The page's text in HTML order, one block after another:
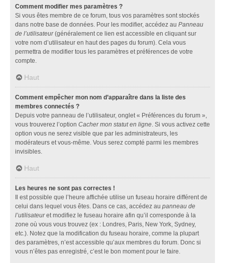
Comment modifier mes paramètres ?
Si vous êtes membre de ce forum, tous vos paramètres sont stockés
dans notre base de données. Pour les modifier, accédez au Panneau
de l’utilisateur(généralement ce lien est accessible en cliquant sur
votre nom d’utilisateur en haut des pages du forum). Cela vous
permettra de modifier tous les paramètres et préférences de votre
compte.
Haut
Comment empêcher mon nom d’apparaître dans la liste des
membres connectés ?
Depuis votre panneau de l’utilisateur, onglet « Préférences du forum »,
vous trouverez l’option Cacher mon statut en ligne. Si vous activez cette
option vous ne serez visible que par les administrateurs, les
modérateurs et vous-même. Vous serez compté parmi les membres
invisibles.
Haut
Les heures ne sont pas correctes !
Il est possible que l’heure affichée utilise un fuseau horaire différent de
celui dans lequel vous êtes. Dans ce cas, accédez au panneau de
l’utilisateuret modifiez le fuseau horaire afin qu’il corresponde à la
zone où vous vous trouvez (ex : Londres, Paris, New York, Sydney,
etc.). Notez que la modification du fuseau horaire, comme la plupart
des paramètres, n’est accessible qu’aux membres du forum. Donc si
vous n’êtes pas enregistré, c’est le bon moment pour le faire.